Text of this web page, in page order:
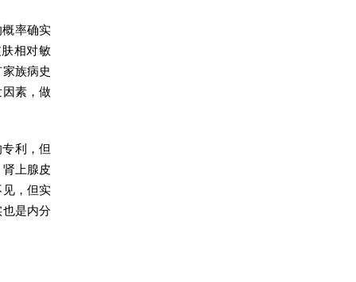
率确实
相对敏
族病史
素，做
利，但
上腺皮
，但实
是内分